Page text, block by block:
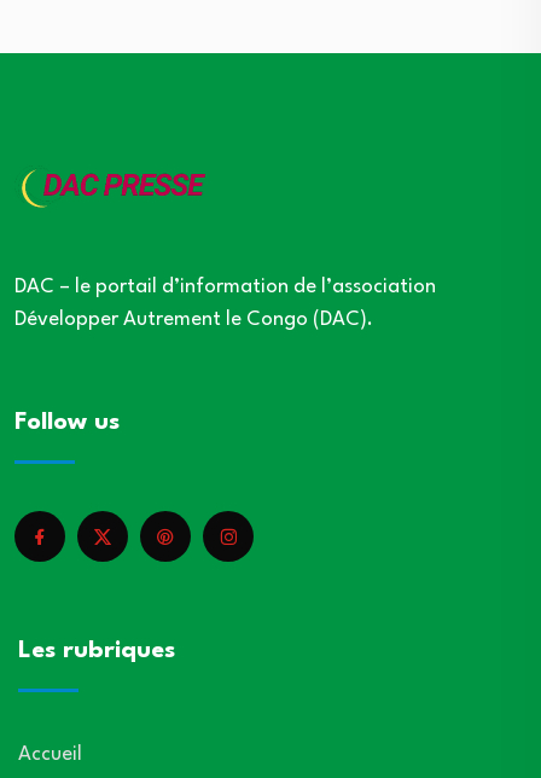
DAC – le portail d’information de l’association
Développer Autrement le Congo (DAC).
Follow us
Les rubriques
Accueil